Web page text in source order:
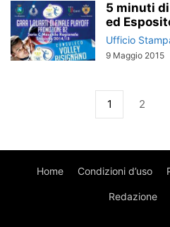
5 minuti
ed
Ufficio
9 Maggio 2015
1 2
Home Condizioni d’uso
Redazione